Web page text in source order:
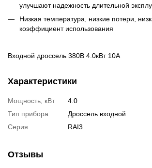
улучшают надежность длительной
Низкая температура, низкие потери,
коэффициент использования
Входной дроссель 380В 4.0кВт 10А
Характеристики
Мощность, кВт
4.0
Тип прибора
Дроссель входной
Серия
RAI3
Отзывы